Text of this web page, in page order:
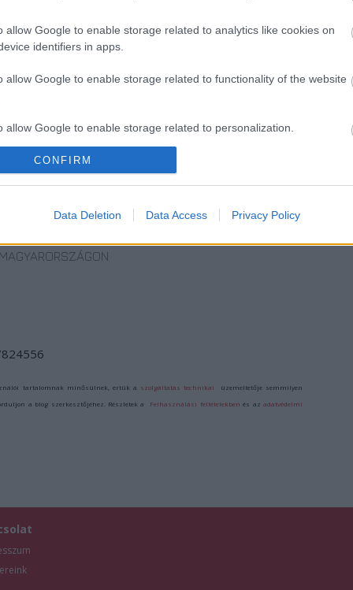
allow Google to enable storage related to analytics like cookies on
identifiers in apps.
allow Google to enable storage related to functionality of the website
allow Google to enable storage related to personalization.
allow Google to enable storage related to security, including
CONFIRM
Data Deletion Data Access Privacy Policy
SZÁGULDÁS,
NYÁR 10
MOZIJA
MAGYARORSZÁGON
TAROLT A
CINEFESTEN
tartalomnak minősülnek, értük a szolgáltatás technikai üzemeltetője semmilyen
a blog szerkesztőjéhez. Részletek a Felhasználási feltételekben és azadatvédelmi